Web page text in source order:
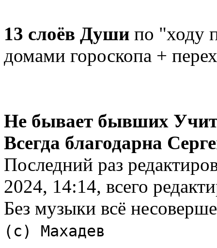
13 слоёв Души по "ходу
домами гороскопа +
Не бывает бывших
Всегда благодарна
Последний раз
2024, 14:14, всего
Без музыки всё
(с) Махадев